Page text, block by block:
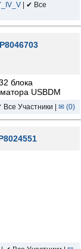
| ✔ Все
блока
USBDM
Все Участники | ✉ (0)